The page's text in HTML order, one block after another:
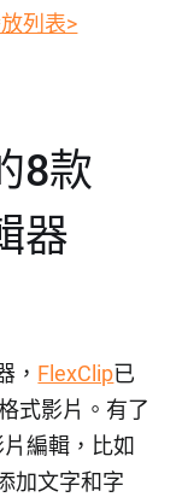
列表>
8款
器
， FlexClip已
式影片。有了
編輯，比如
加文字和字